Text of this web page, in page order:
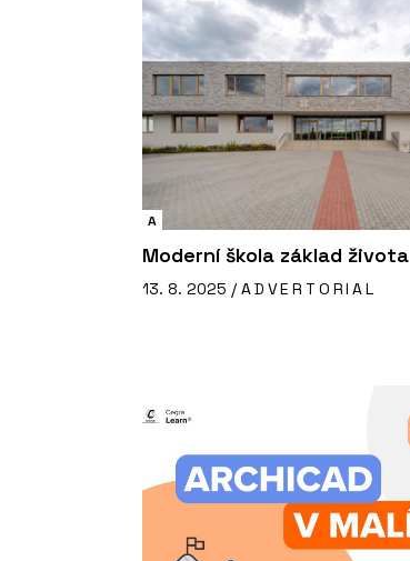
A
Moderní škola základ života
13. 8. 2025 / ADVERTORIAL